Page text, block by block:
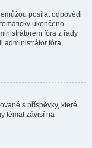
posílat odpovědi
ukončeno.
fóra z řady
administrátor fóra,
s příspěvky, které
témat závisí na